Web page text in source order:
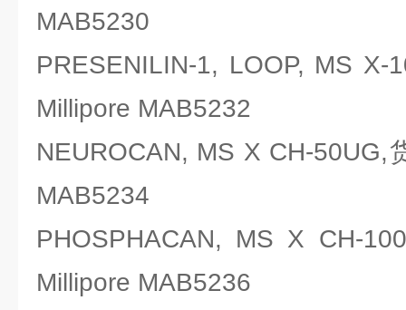
MAB5230
PRESENILIN-1, LOOP, MS
Millipore MAB5232
NEUROCAN, MS X CH-50UG,
MAB5234
PHOSPHACAN, MS X CH-
Millipore MAB5236